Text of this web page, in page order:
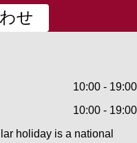
せ
10:00 - 19:00
10:00 - 19:00
holiday is a national